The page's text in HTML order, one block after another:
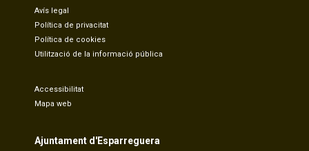
Avís legal
Política de privacitat
Política de cookies
Utilització de la informació pública
Accessibilitat
Mapa web
Ajuntament d'Esparreguera